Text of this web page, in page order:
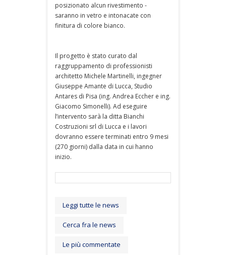
posizionato alcun rivestimento -
saranno in vetro e intonacate con
finitura di colore bianco.
Il progetto è stato curato dal
raggruppamento di professionisti
architetto Michele Martinelli, ingegner
Giuseppe Amante di Lucca, Studio
Antares di Pisa (ing. Andrea Eccher e ing.
Giacomo Simonelli). Ad eseguire
l’intervento sarà la ditta Bianchi
Costruzioni srl di Lucca e i lavori
dovranno essere terminati entro 9 mesi
(270 giorni) dalla data in cui hanno
inizio.
Leggi tutte le news
Cerca fra le news
Le più commentate